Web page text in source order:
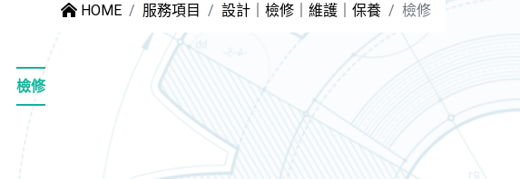
HOME 服務項目 設計｜檢修｜維護｜保養 檢修
檢修